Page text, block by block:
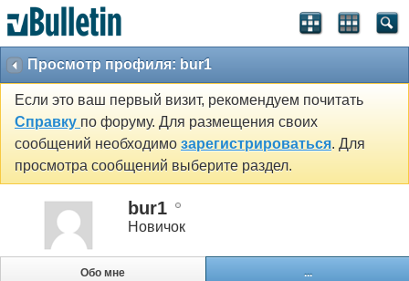
Просмотр профиля: bur1
Если это ваш первый визит, рекомендуем почитать
Справку по форуму. Для размещения своих
сообщений необходимо зарегистрироваться. Для
просмотра сообщений выберите раздел.
bur1
Новичок
Обо мне ...